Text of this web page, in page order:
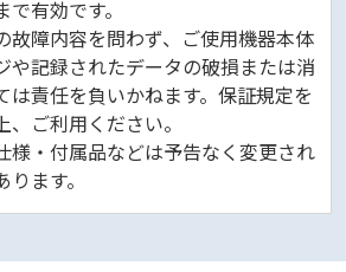
有効です。
故障内容を問わず、ご使用機器本体
や記録されたデータの破損または消
は責任を負いかねます。保証規定を
、ご利用ください。
様・付属品などは予告なく変更され
ます。